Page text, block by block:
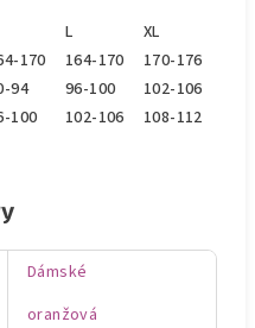
L
XL
170 164-170
170-176
94 96-100
102-106
100 102-106 108-112
Dámské
oranžová